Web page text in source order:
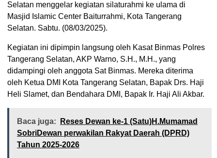
Selatan menggelar kegiatan silaturahmi ke ulama di
Masjid Islamic Center Baiturrahmi, Kota Tangerang
Selatan. Sabtu. (08/03/2025).
Kegiatan ini dipimpin langsung oleh Kasat Binmas Polres
Tangerang Selatan, AKP Warno, S.H., M.H., yang
didampingi oleh anggota Sat Binmas. Mereka diterima
oleh Ketua DMI Kota Tangerang Selatan, Bapak Drs. Haji
Heli Slamet, dan Bendahara DMI, Bapak Ir. Haji Ali Akbar.
Baca juga:
Reses Dewan ke-1 (Satu)H.Mumamad
SobriDewan perwakilan Rakyat Daerah (DPRD)
Tahun 2025-2026